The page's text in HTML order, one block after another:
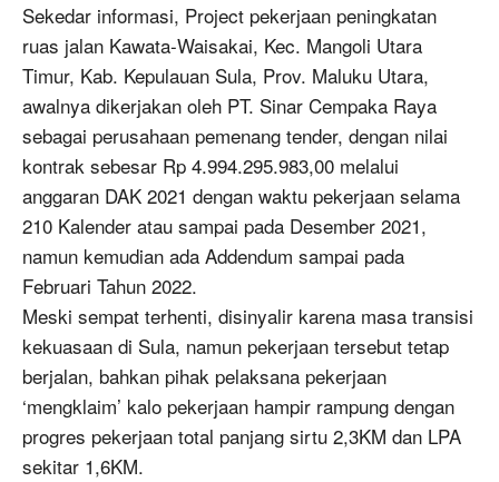
Sekedar informasi, Project pekerjaan peningkatan
ruas jalan Kawata-Waisakai, Kec. Mangoli Utara
Timur, Kab. Kepulauan Sula, Prov. Maluku Utara,
awalnya dikerjakan oleh PT. Sinar Cempaka Raya
sebagai perusahaan pemenang tender, dengan nilai
kontrak sebesar Rp 4.994.295.983,00 melalui
anggaran DAK 2021 dengan waktu pekerjaan selama
210 Kalender atau sampai pada Desember 2021,
namun kemudian ada Addendum sampai pada
Februari Tahun 2022.
Meski sempat terhenti, disinyalir karena masa transisi
kekuasaan di Sula, namun pekerjaan tersebut tetap
berjalan, bahkan pihak pelaksana pekerjaan
‘mengklaim’ kalo pekerjaan hampir rampung dengan
progres pekerjaan total panjang sirtu 2,3KM dan LPA
sekitar 1,6KM.